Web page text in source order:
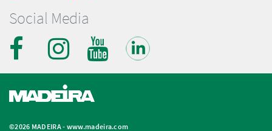
Social Media
©2026 MADEIRA - www.madeira.com